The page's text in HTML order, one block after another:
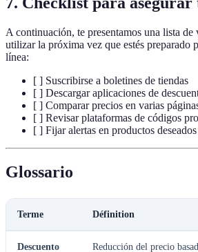
A continuación, te presentamos una lista
utilizar la próxima vez que estés preparado
línea:
[ ] Suscribirse a boletines de tiendas
[ ] Descargar aplicaciones de
[ ] Comparar precios en varias
[ ] Revisar plataformas de códigos
[ ] Fijar alertas en productos deseados
Glossario
Terme Définition
Descuento
Reducción del precio